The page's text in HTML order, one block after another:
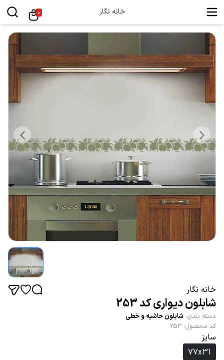
خانه نگار 0
خانه نگار
شابلون دیواری کد 253
دسته بندی: شابلون حاشیه و خطی
کد محصول:
253
سایز
77x31